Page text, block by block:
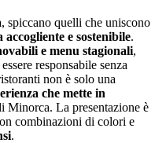
, spiccano quelli che uniscono
accogliente e sostenibile.
e menu stagionali,
responsabile senza
non è solo una
che mette in
Minorca. La presentazione è
combinazioni di colori e
.